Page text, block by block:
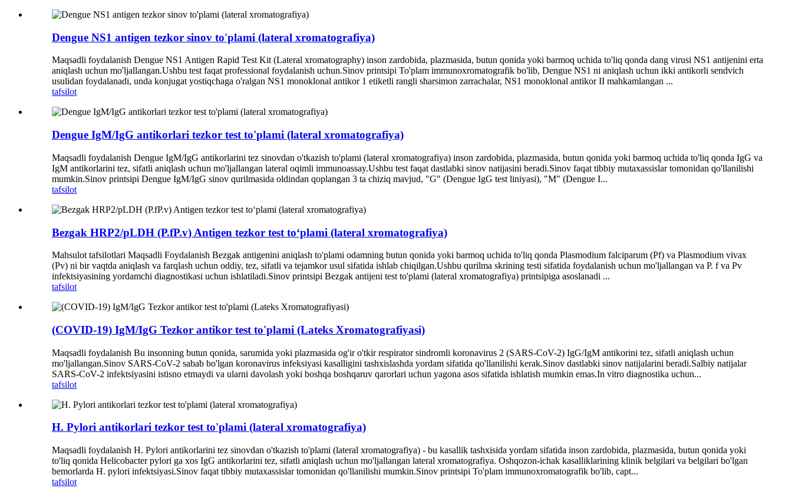
Dengue NS1 antigen tezkor sinov to'plami (lateral xromatografiya)
Maqsadli foydalanish Dengue NS1 Antigen Rapid Test Kit (Lateral xromatography) inson zardobida, plazmasida, butun qonida yoki barmoq uchida to'liq qonda dang virusi NS1 antijenini erta
aniqlash uchun mo'ljallangan.Ushbu test faqat professional foydalanish uchun.Sinov printsipi To'plam immunoxromatografik bo'lib, Dengue NS1 ni aniqlash uchun ikki antikorli sendvich
usulidan foydalanadi, unda konjugat yostiqchaga o'ralgan NS1 monoklonal antikor 1 etiketli rangli sharsimon zarrachalar, NS1 monoklonal antikor II mahkamlangan ...
tafsilot
Dengue IgM/IgG antikorlari tezkor test to'plami (lateral xromatografiya)
Maqsadli foydalanish Dengue IgM/IgG antikorlarini tez sinovdan o'tkazish to'plami (lateral xromatografiya) inson zardobida, plazmasida, butun qonida yoki barmoq uchida to'liq qonda IgG va
IgM antikorlarini tez, sifatli aniqlash uchun mo'ljallangan lateral oqimli immunoassay.Ushbu test faqat dastlabki sinov natijasini beradi.Sinov faqat tibbiy mutaxassislar tomonidan qo'llanilishi
mumkin.Sinov printsipi Dengue IgM/IgG sinov qurilmasida oldindan qoplangan 3 ta chiziq mavjud, "G" (Dengue IgG test liniyasi), "M" (Dengue I...
tafsilot
Bezgak HRP2/pLDH (P.fP.v) Antigen tezkor test to‘plami (lateral xromatografiya)
Mahsulot tafsilotlari Maqsadli Foydalanish Bezgak antigenini aniqlash to'plami odamning butun qonida yoki barmoq uchida to'liq qonda Plasmodium falciparum (Pf) va Plasmodium vivax
(Pv) ni bir vaqtda aniqlash va farqlash uchun oddiy, tez, sifatli va tejamkor usul sifatida ishlab chiqilgan.Ushbu qurilma skrining testi sifatida foydalanish uchun mo'ljallangan va P. f va Pv
infektsiyasining yordamchi diagnostikasi uchun ishlatiladi.Sinov printsipi Bezgak antijeni test to'plami (lateral xromatografiya) printsipiga asoslanadi ...
tafsilot
(COVID-19) IgM/IgG Tezkor antikor test to'plami (Lateks Xromatografiyasi)
Maqsadli foydalanish Bu insonning butun qonida, sarumida yoki plazmasida og'ir o'tkir respirator sindromli koronavirus 2 (SARS-CoV-2) IgG/IgM antikorini tez, sifatli aniqlash uchun
mo'ljallangan.Sinov SARS-CoV-2 sabab bo'lgan koronavirus infeksiyasi kasalligini tashxislashda yordam sifatida qo'llanilishi kerak.Sinov dastlabki sinov natijalarini beradi.Salbiy natijalar
SARS-CoV-2 infektsiyasini istisno etmaydi va ularni davolash yoki boshqa boshqaruv qarorlari uchun yagona asos sifatida ishlatish mumkin emas.In vitro diagnostika uchun...
tafsilot
H. Pylori antikorlari tezkor test to'plami (lateral xromatografiya)
Maqsadli foydalanish H. Pylori antikorlarini tez sinovdan o'tkazish to'plami (lateral xromatografiya) - bu kasallik tashxisida yordam sifatida inson zardobida, plazmasida, butun qonida yoki
to'liq qonida Helicobacter pylori ga xos IgG antikorlarini tez, sifatli aniqlash uchun mo'ljallangan lateral xromatografiya. Oshqozon-ichak kasalliklarining klinik belgilari va belgilari bo'lgan
bemorlarda H. pylori infektsiyasi.Sinov faqat tibbiy mutaxassislar tomonidan qo'llanilishi mumkin.Sinov printsipi To'plam immunoxromatografik bo'lib, capt...
tafsilot